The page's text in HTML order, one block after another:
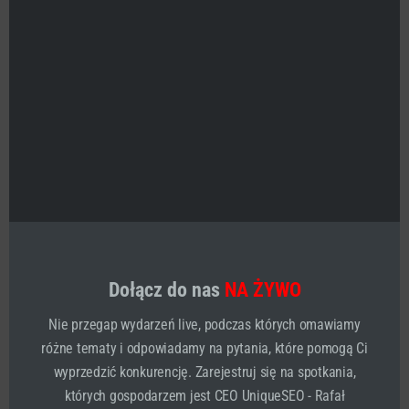
poczuć świadomy przypływ szczęścia, to powie Ci każdy
Dołącz do nas NA ŻYWO
Nie przegap wydarzeń live, podczas których omawiamy
różne tematy i odpowiadamy na pytania, które pomogą Ci
wyprzedzić konkurencję. Zarejestruj się na spotkania,
których gospodarzem jest CEO UniqueSEO - Rafał